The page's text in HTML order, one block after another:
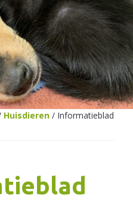
Huisdieren / Informatieblad